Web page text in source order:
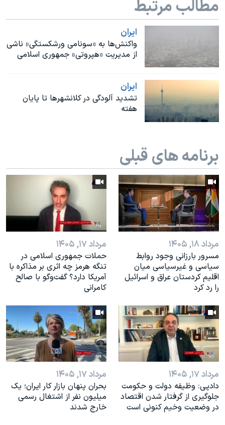
نرگس محمدی برنده جایزه نوبل صلح
همایش محافظه‌کاران آمریکا «سی‌پک»
صفحه‌های ویژه
مطالب مرتبط
ايران
واکنش‌ها به «سونامی ورشکستگی» ناشی
از مدیریت «هپروتی» جمهوری اسلامی
ايران
تشدید آلودگی در کلانشهرها تا پایان
هفته
برنامه های قبلی
مرداد ۱۸, ۱۴۰۵
مسرور بارزانی وجود روابط
سیاسی و غیرسیاسی میان
اقلیم کردستان عراق و اسرائيل
را رد کرد
مرداد ۱۷, ۱۴۰۵
حملات جمهوری اسلامی در
تنگه هرمز چه اثری بر مذاکره با
آمریکا دارد؟ گفت‌وگو با صالح
کامرانی
مرداد ۱۷, ۱۴۰۵
دادپی: وظیفه دولت و حکومت
جلوگیری از گرفتار شدن اقتصاد
در وضعیت وخیم کنونی است
مرداد ۱۷, ۱۴۰۵
بحران پنهان بازار کار ایران؛ یک
میلیون نفر از اشتغال رسمی
خارج شدند